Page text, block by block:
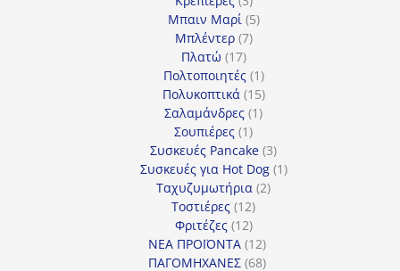
προϊόντα
Μπαιν Μαρί 55
Μπλέντερ 77
Πλατώ 1717
προϊόντα
Πολτοποιητές 11
προϊόν
Πολυκοπτικά 1515
προϊόντα
Σαλαμάνδρες 11
Σουπιέρες 11
προϊόν
Συσκευές Pancake 33
προϊόντα
Συσκευές για Hot Dog 11
Ταχυζυμωτήρια 22
Τοστιέρες 1212
προϊόντα
Φριτέζες 1212
προϊόντα
ΝΕΑ ΠΡΟΪΟΝΤΑ 1212
προϊόντα
ΠΑΓΟΜΗΧΑΝΕΣ 6868